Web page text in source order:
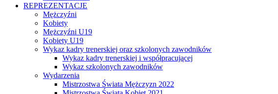
REPREZENTACJE
Mężczyźni
Kobiety
Mężczyźni U19
Kobiety U19
Wykaz kadry trenerskiej oraz szkolonych zawodników
Wykaz kadry trenerskiej i współpracującej
Wykaz szkolonych zawodników
Wydarzenia
Mistrzostwa Świata Mężczyzn 2022